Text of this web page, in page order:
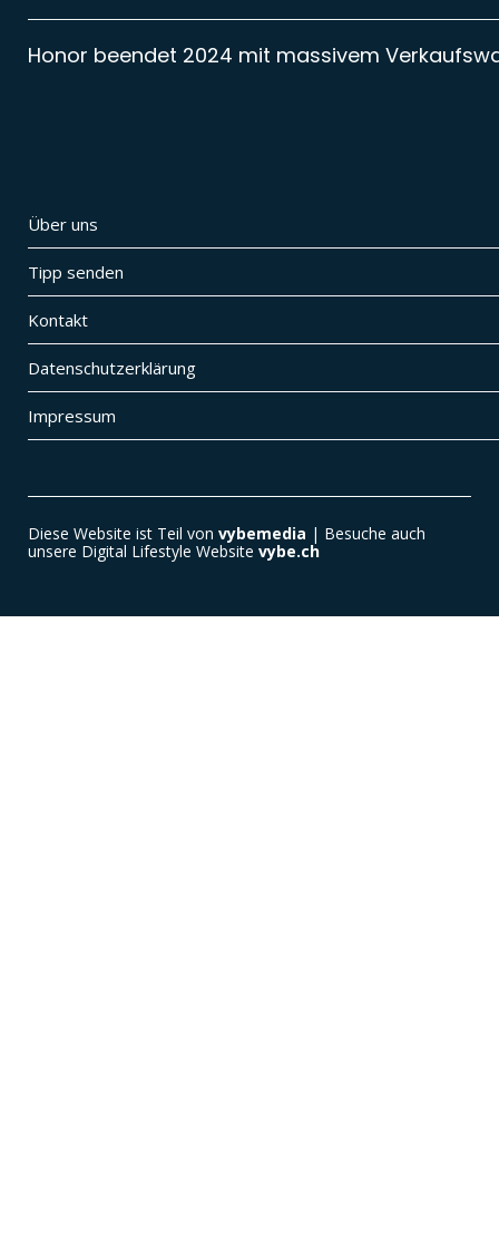
Honor beendet 2024 mit massivem
Über uns
Tipp senden
Kontakt
Datenschutzerklärung
Impressum
Diese Website ist Teil von vybemedia | Besuche auch
unsere Digital Lifestyle Website vybe.ch